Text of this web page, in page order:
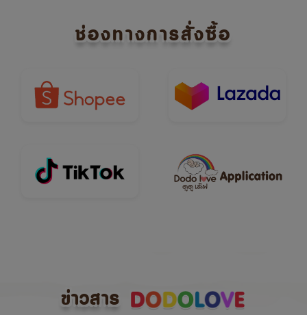
ช่องทางการสั่งซื้อ
ข่าวสาร